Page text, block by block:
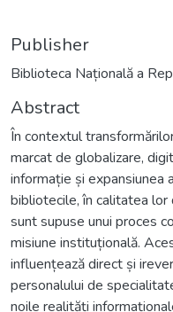
Publisher
Biblioteca Națională a
Abstract
În contextul
marcat de globalizare,
informație și expansiunea
bibliotecile, în calitatea
sunt supuse unui proces
misiune instituțională.
influențează direct și
personalului de
noile realități